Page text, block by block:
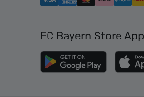
FC Bayern Store App